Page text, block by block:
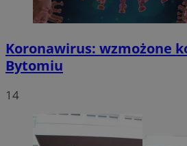
Koronawirus: wzmożone
Bytomiu
14